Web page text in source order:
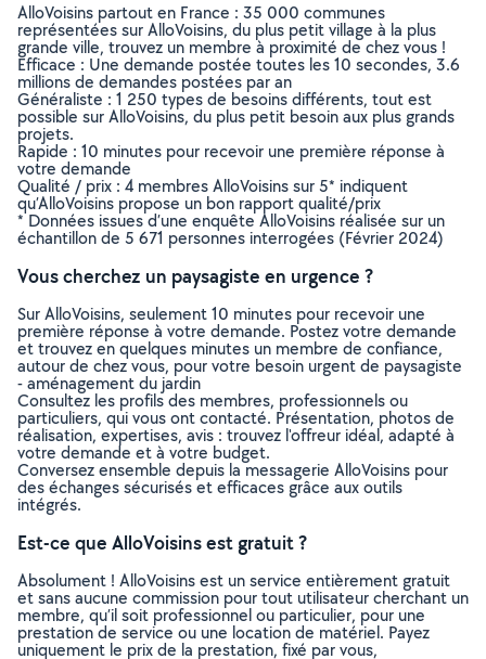
AlloVoisins partout en France : 35 000 communes
représentées sur AlloVoisins, du plus petit village à la plus
grande ville, trouvez un membre à proximité de chez vous !
Efficace : Une demande postée toutes les 10 secondes, 3.6
millions de demandes postées par an
Généraliste : 1 250 types de besoins différents, tout est
possible sur AlloVoisins, du plus petit besoin aux plus grands
projets.
Rapide : 10 minutes pour recevoir une première réponse à
votre demande
Qualité / prix : 4 membres AlloVoisins sur 5* indiquent
qu’AlloVoisins propose un bon rapport qualité/prix
* Données issues d’une enquête AlloVoisins réalisée sur un
échantillon de 5 671 personnes interrogées (Février 2024)
Vous cherchez un paysagiste en urgence ?
Sur AlloVoisins, seulement 10 minutes pour recevoir une
première réponse à votre demande. Postez votre demande
et trouvez en quelques minutes un membre de confiance,
autour de chez vous, pour votre besoin urgent de paysagiste
- aménagement du jardin
Consultez les profils des membres, professionnels ou
particuliers, qui vous ont contacté. Présentation, photos de
réalisation, expertises, avis : trouvez l'offreur idéal, adapté à
votre demande et à votre budget.
Conversez ensemble depuis la messagerie AlloVoisins pour
des échanges sécurisés et efficaces grâce aux outils
intégrés.
Est-ce que AlloVoisins est gratuit ?
Absolument ! AlloVoisins est un service entièrement gratuit
et sans aucune commission pour tout utilisateur cherchant un
membre, qu’il soit professionnel ou particulier, pour une
prestation de service ou une location de matériel. Payez
uniquement le prix de la prestation, fixé par vous,